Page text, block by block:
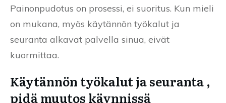
Painonpudotus on prosessi, ei suoritus. Kun mieli
on mukana, myös käytännön työkalut ja
seuranta alkavat palvella sinua, eivät
kuormittaa.
Käytännön työkalut ja seuranta ,
pidä muutos käynnissä